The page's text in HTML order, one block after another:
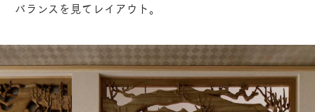
バランスを見てレイアウト。